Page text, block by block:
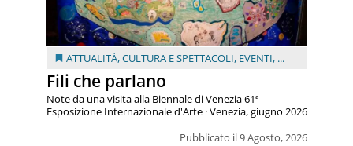
ATTUALITÀ,CULTURA E SPETTACOLI, EVENTI, ...
Fili che parlano
Pubblicato il 9 Agosto, 2026
Note da una visita alla Biennale di Venezia 61ª
Esposizione Internazionale d'Arte · Venezia, giugno 2026